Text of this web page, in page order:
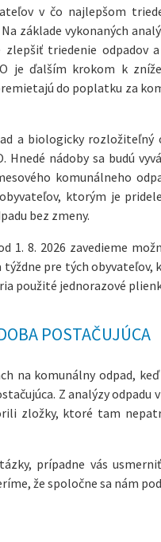
v čo najlepšom
základe vykonaných
triedenie odpadov
je ďalším krokom k
do poplatku za
a biologicky
Hnedé nádoby sa budú
komunálneho
ktorým je
bez zmeny.
1. 8. 2026 zavedieme
týždne pre tých
použité jednorazové
POSTAČUJÚCA
na komunálny odpad,
Z analýzy odpadu
zložky, ktoré tam
prípadne vás
že spoločne sa nám